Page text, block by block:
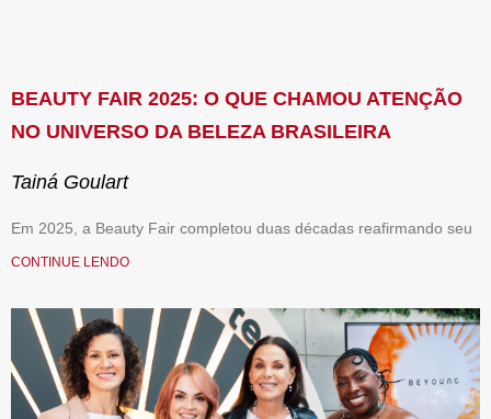
BEAUTY FAIR 2025: O QUE CHAMOU ATENÇÃO
NO UNIVERSO DA BELEZA BRASILEIRA
Tainá Goulart
Em 2025, a Beauty Fair completou duas décadas reafirmando seu
CONTINUE LENDO